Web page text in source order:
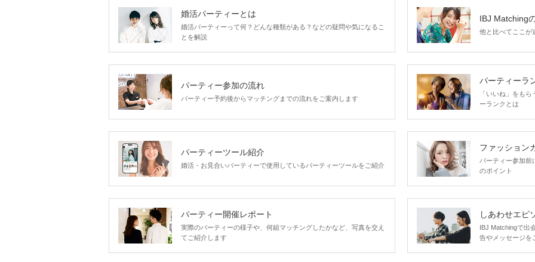
婚活パーティーとは
婚活パーティーって何？どんな種類がある？などの疑問や気になるこ
とを解説
IBJ Matching
他と比べてここが
パーティー参加の流れ
パーティー予約後からマッチングまでの流れをご案内します
パーティーラ
「いいね」をも
ーランクとは
パーティーツール紹介
婚活・お見合いパーティーで使用しているパーティーツールをご紹介
ファッション
パーティー参加前
のポイント
パーティー開催レポート
実際のパーティーの様子や、何組マッチングしたかなど、写真を交え
てご紹介します
しあわせエピ
IBJ Matchingで出
告やメッセージを